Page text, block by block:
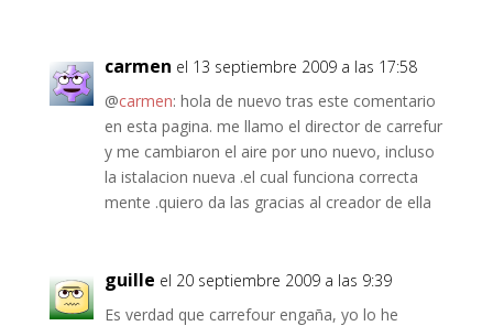
carmen el 13 septiembre 2009 a las 17:58
@carmen: hola de nuevo tras este comentario
en esta pagina. me llamo el director de carrefur
y me cambiaron el aire por uno nuevo, incluso
la istalacion nueva .el cual funciona correcta
mente .quiero da las gracias al creador de ella
guille el 20 septiembre 2009 a las 9:39
Es verdad que carrefour engaña, yo lo he